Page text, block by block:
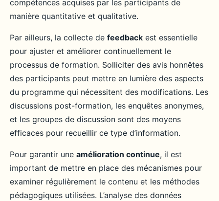
compétences acquises par les participants de
manière quantitative et qualitative.
Par ailleurs, la collecte de feedback est essentielle
pour ajuster et améliorer continuellement le
processus de formation. Solliciter des avis honnêtes
des participants peut mettre en lumière des aspects
du programme qui nécessitent des modifications. Les
discussions post-formation, les enquêtes anonymes,
et les groupes de discussion sont des moyens
efficaces pour recueillir ce type d’information.
Pour garantir une amélioration continue, il est
important de mettre en place des mécanismes pour
examiner régulièrement le contenu et les méthodes
pédagogiques utilisées. L’analyse des données